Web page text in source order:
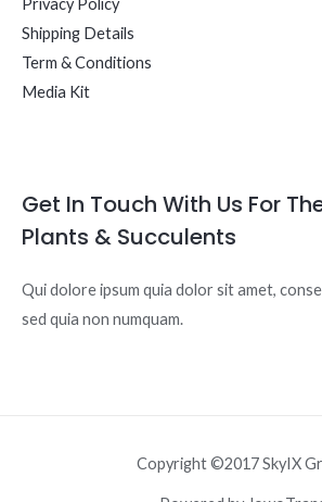
Privacy Policy
Shipping Details
Term & Conditions
Media Kit
Get In Touch With Us For
Plants & Succulents
Qui dolore ipsum quia dolor sit amet,
sed quia non numquam.
Copyright ©2017 SkyIX